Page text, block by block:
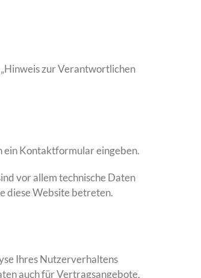
zur Verantwortlichen
ein Kontaktformular eingeben.
vor allem technische Daten
diese Website betreten.
Ihres Nutzerverhaltens
auch für Vertragsangebote,